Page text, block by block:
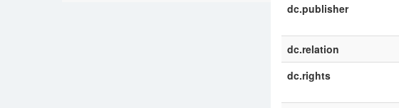
dc.publisher
dc.relation
dc.rights